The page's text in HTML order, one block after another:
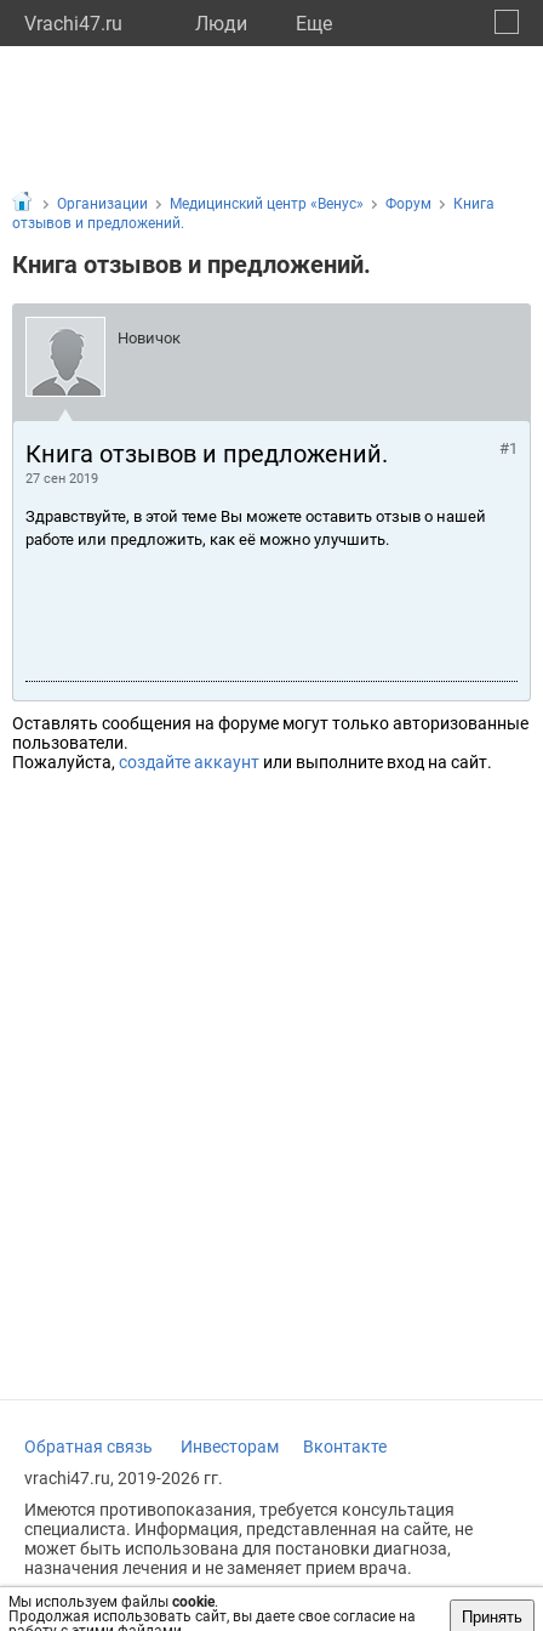
Vrachi47.ru Люди Eще
Мы используем файлы cookie.
Продолжая использовать сайт, вы даете свое согласие на
Принять
Организации Медицинский центр «Венус» Форум
Книга
отзывов и предложений.
Книга отзывов и предложений.
Новичок
Книга отзывов и предложений.
27 сен 2019
#1
Здравствуйте, в этой теме Вы можете оставить отзыв о нашей
работе или предложить, как её можно улучшить.
Оставлять сообщения на форуме могут только авторизованные
пользователи.
Пожалуйста, создайте аккаунт или выполните вход на сайт.
Обратная связь Инвесторам
Вконтакте
vrachi47.ru, 2019-2026 гг.
Имеются противопоказания, требуется консультация
специалиста. Информация, представленная на сайте, не
может быть использована для постановки диагноза,
назначения лечения и не заменяет прием врача.
Возрастное ограничение: 18+